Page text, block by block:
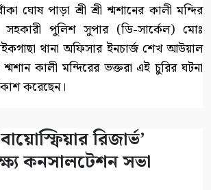
ঘোষ পাড়া শ্রী শ্রী শ্মশানের কালী মন্দির
সহকারী পুলিশ সুপার (ডি-সার্কেল) মোঃ
থানা অফিসার ইনচার্জ শেখ আউয়াল
শ্মশান কালী মন্দিরের ভক্তরা এই চুরির ঘটনা
করেছেন।
রিজার্ভ’
কনসালটেশন সভা